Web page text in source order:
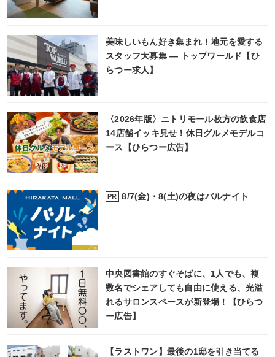
美味しいもん好き集まれ！地元を愛する
スタッフ大募集 ― トップワールド【ひ
らつー求人】
〈2026年版〉ニトリモール枚方の飲食店
14店舗イッキ見せ！休日グルメモデルコ
ース【ひらつー広告】
PR 8/7(金)・8(土)の夜はバルナイト
中央図書館のすぐそばに、1人でも、複
数名でシェアしても自由に使える、光溢
れるサロンスペースが新登場！【ひらつ
ー広告】
【ラストワン】最後の1邸を引き当てる